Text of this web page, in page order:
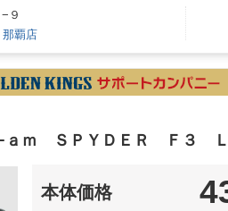
９
覇店
−ａｍ ＳＰＹＤＥＲ Ｆ３
本体価格